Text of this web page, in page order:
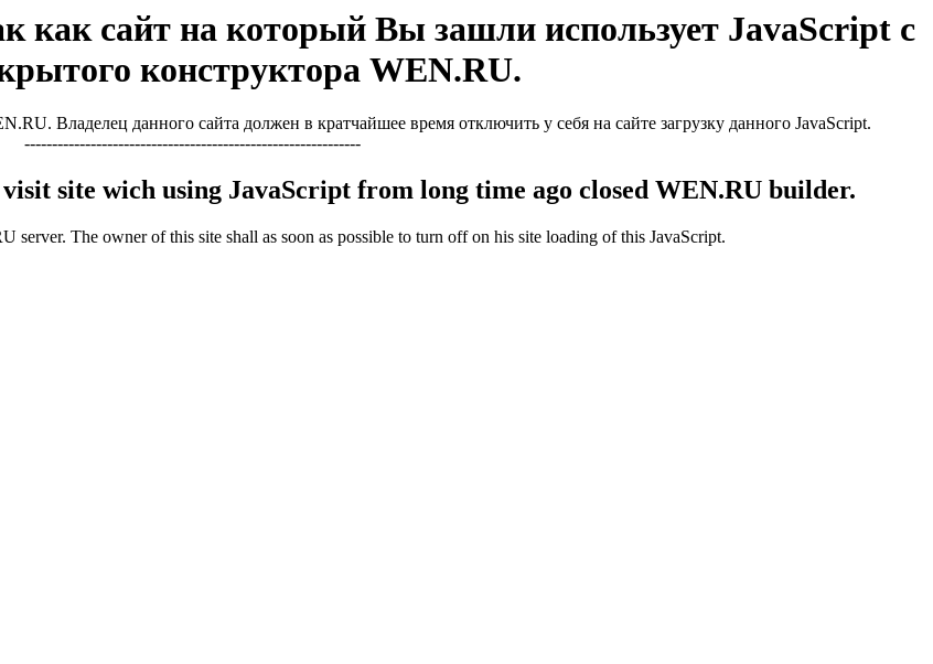
как сайт на который Вы зашли использует JavaScript с
конструктора WEN.RU.
Владелец данного сайта должен в кратчайшее время отключить у себя на сайте загрузку данного JavaScript.
-------------------------------------------------------------
visit site wich using JavaScript from long time ago closed WEN.RU builder.
server. The owner of this site shall as soon as possible to turn off on his site loading of this JavaScript.